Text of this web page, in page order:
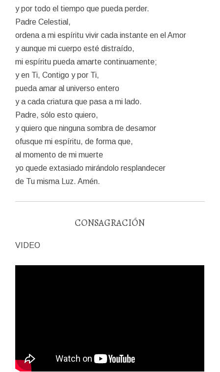
y por todo el tiempo que pueda perder.
Padre Celestial,
ordena a mi espíritu vivir cada instante en el Amor
y aunque mi cuerpo esté distraído,
mi espíritu pueda amarte continuamente;
y en Ti, Contigo y por Ti,
pueda amar al universo entero
y a cada criatura que pasa a mi lado.
Padre, sólo esto quiero,
y quiero que ninguna sombra de desamor
ofusque mi espíritu, de forma que,
al momento de mi muerte
yo quede extasiado mirándolo resplandecer
de Tu misma Luz. Amén.
CONSAGRACIÓN
VIDEO